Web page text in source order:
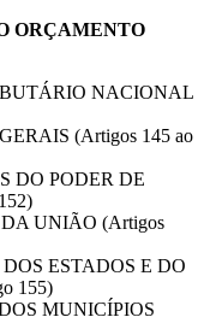
ORÇAMENTO
NACIONAL
(Artigos 145 ao
DO PODER DE
UNIÃO (Artigos
ESTADOS E DO
155)
MUNICÍPIOS